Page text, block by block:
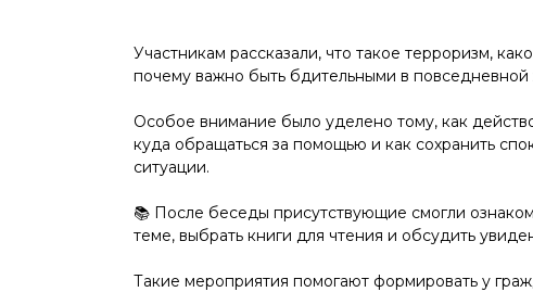
Участникам рассказали, что такое терроризм,
почему важно быть бдительными в повседневной
Особое внимание было уделено тому, как
куда обращаться за помощью и как сохранить
ситуации.
📚 После беседы присутствующие смогли
теме, выбрать книги для чтения и обсудить
Такие мероприятия помогают формировать у